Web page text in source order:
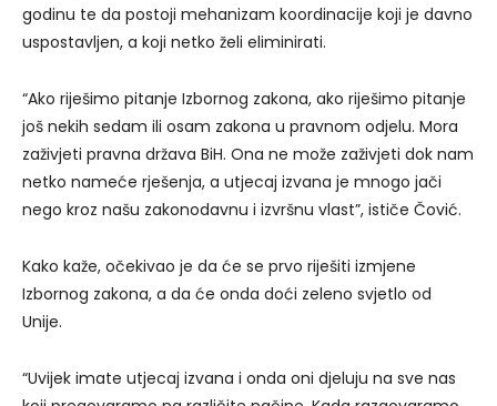
godinu te da postoji mehanizam koordinacije koji je davno
uspostavljen, a koji netko želi eliminirati.
“Ako riješimo pitanje Izbornog zakona, ako riješimo pitanje
još nekih sedam ili osam zakona u pravnom odjelu. Mora
zaživjeti pravna država BiH. Ona ne može zaživjeti dok nam
netko nameće rješenja, a utjecaj izvana je mnogo jači
nego kroz našu zakonodavnu i izvršnu vlast”, ističe Čović.
Kako kaže, očekivao je da će se prvo riješiti izmjene
Izbornog zakona, a da će onda doći zeleno svjetlo od
Unije.
“Uvijek imate utjecaj izvana i onda oni djeluju na sve nas